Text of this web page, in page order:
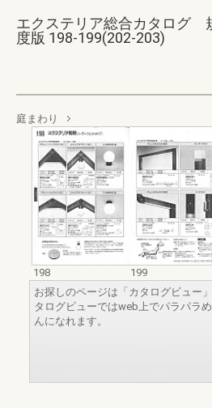
エクステリア総合カタログ
度版 198-199(202-203)
庭まわり
198
199
お探しのページは「カタログビュー
タログビューではweb上でパラパラ
んになれます。